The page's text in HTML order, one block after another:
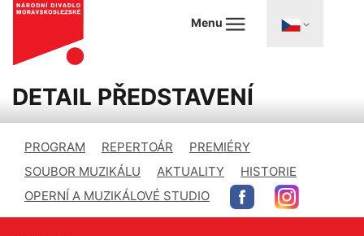
Menu
DETAIL PŘEDSTAVENÍ
PROGRAM REPERTOÁR
PREMIÉRY
SOUBOR MUZIKÁLU
AKTUALITY
HISTORIE
OPERNÍ A MUZIKÁLOVÉ STUDIO